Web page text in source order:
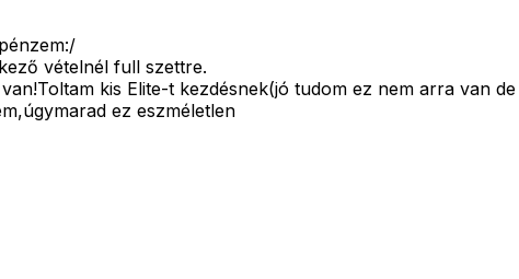
vételnél full szettre.
kis Elite-t kezdésnek(jó tudom ez nem arra van
ez eszméletlen